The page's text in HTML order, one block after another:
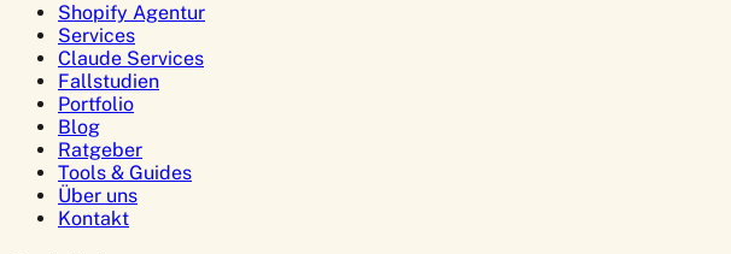
Shopify Agentur
Services
Claude Services
Fallstudien
Portfolio
Blog
Ratgeber
Tools & Guides
Über uns
Kontakt